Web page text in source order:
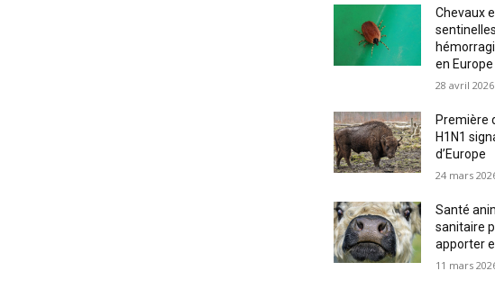
Chevaux
en Europe
28 avril 2026
Première
H1N1
d’Europe
24 mars
Santé
sanitaire
apporter
11 mars